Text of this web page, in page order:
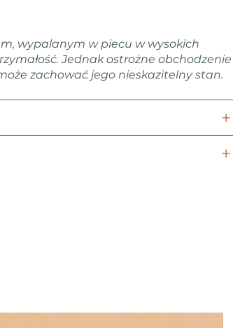
wypalanym w piecu w wysokich
Jednak ostrożne obchodzenie
zachować jego nieskazitelny stan.